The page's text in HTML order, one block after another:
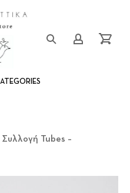
Tubes –